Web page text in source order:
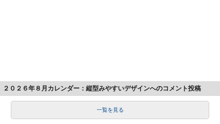
２０２６年８月カレンダー：縦型みやすいデザインへのコメント投稿
一覧を見る